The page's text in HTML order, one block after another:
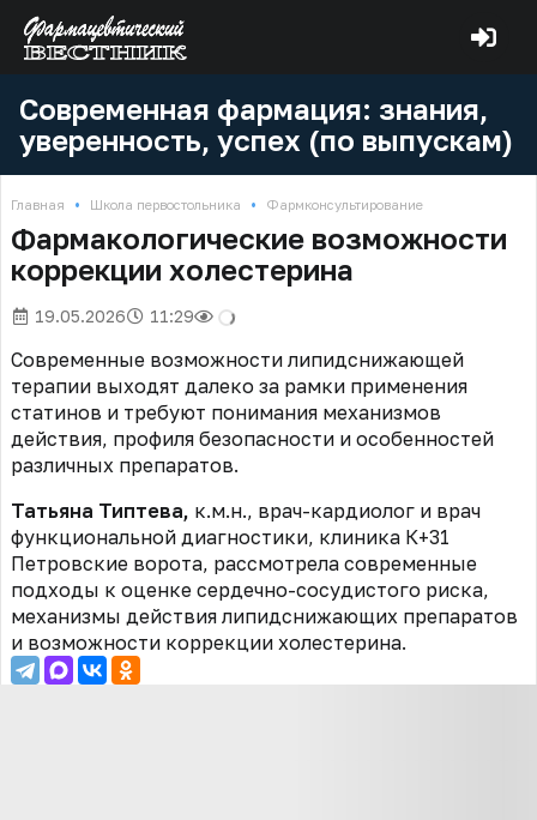
Современная фармация: знания,
уверенность, успех (по выпускам)
Главная • Школа первостольника • Фармконсультирование
Фармакологические возможности
коррекции холестерина
19.05.2026 11:29
Современные возможности липидснижающей
терапии выходят далеко за рамки применения
статинов и требуют понимания механизмов
действия, профиля безопасности и особенностей
различных препаратов.
Татьяна Типтева, к.м.н., врач-кардиолог и врач
функциональной диагностики, клиника К+31
Петровские ворота, рассмотрела современные
подходы к оценке сердечно-сосудистого риска,
механизмы действия липидснижающих препаратов
и возможности коррекции холестерина.